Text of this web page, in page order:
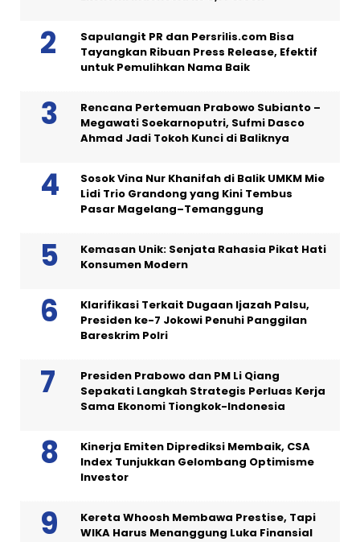
Sapulangit PR dan Persrilis.com Bisa
Tayangkan Ribuan Press Release, Efektif
untuk Pemulihkan Nama Baik
Rencana Pertemuan Prabowo Subianto –
Megawati Soekarnoputri, Sufmi Dasco
Ahmad Jadi Tokoh Kunci di Baliknya
Sosok Vina Nur Khanifah di Balik UMKM Mie
Lidi Trio Grandong yang Kini Tembus
Pasar Magelang–Temanggung
Kemasan Unik: Senjata Rahasia Pikat Hati
Konsumen Modern
Klarifikasi Terkait Dugaan Ijazah Palsu,
Presiden ke-7 Jokowi Penuhi Panggilan
Bareskrim Polri
Presiden Prabowo dan PM Li Qiang
Sepakati Langkah Strategis Perluas Kerja
Sama Ekonomi Tiongkok-Indonesia
Kinerja Emiten Diprediksi Membaik, CSA
Index Tunjukkan Gelombang Optimisme
Investor
Kereta Whoosh Membawa Prestise, Tapi
WIKA Harus Menanggung Luka Finansial